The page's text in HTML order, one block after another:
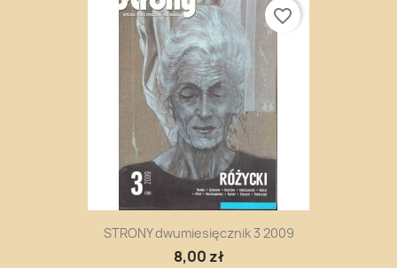
STRONY dwumiesięcznik 3 2009
8,00 zł
favorite_border